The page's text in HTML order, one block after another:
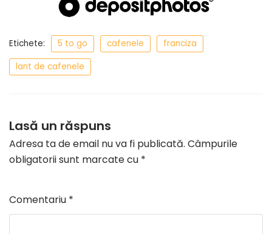
Etichete: 5 to go cafenele
franciza
lant de cafenele
Lasă un răspuns
Adresa ta de email nu va fi publicată. Câmpurile
obligatorii sunt marcate cu *
Comentariu *